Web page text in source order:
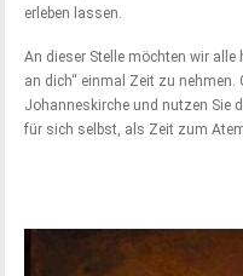
erleben lassen.
An dieser Stelle möchten wir alle
an dich“ einmal Zeit zu nehmen.
Johanneskirche und nutzen Sie
für sich selbst, als Zeit zum